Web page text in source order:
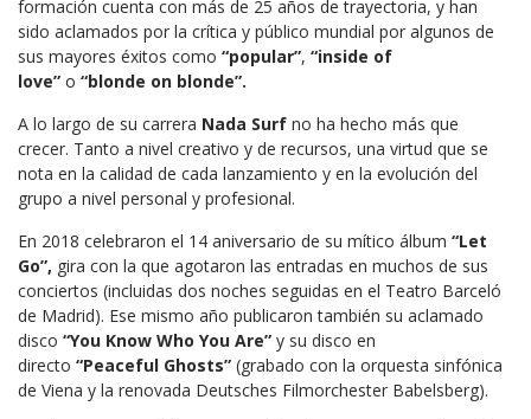
formación cuenta con más de 25 años de trayectoria, y han
sido aclamados por la crítica y público mundial por algunos de
sus mayores éxitos como “popular”, “inside of
love” o “blonde on blonde”.
A lo largo de su carrera Nada Surf no ha hecho más que
crecer. Tanto a nivel creativo y de recursos, una virtud que se
nota en la calidad de cada lanzamiento y en la evolución del
grupo a nivel personal y profesional.
En 2018 celebraron el 14 aniversario de su mítico álbum “Let
Go”, gira con la que agotaron las entradas en muchos de sus
conciertos (incluidas dos noches seguidas en el Teatro Barceló
de Madrid). Ese mismo año publicaron también su aclamado
disco “You Know Who You Are” y su disco en
directo “Peaceful Ghosts” (grabado con la orquesta sinfónica
de Viena y la renovada Deutsches Filmorchester Babelsberg).